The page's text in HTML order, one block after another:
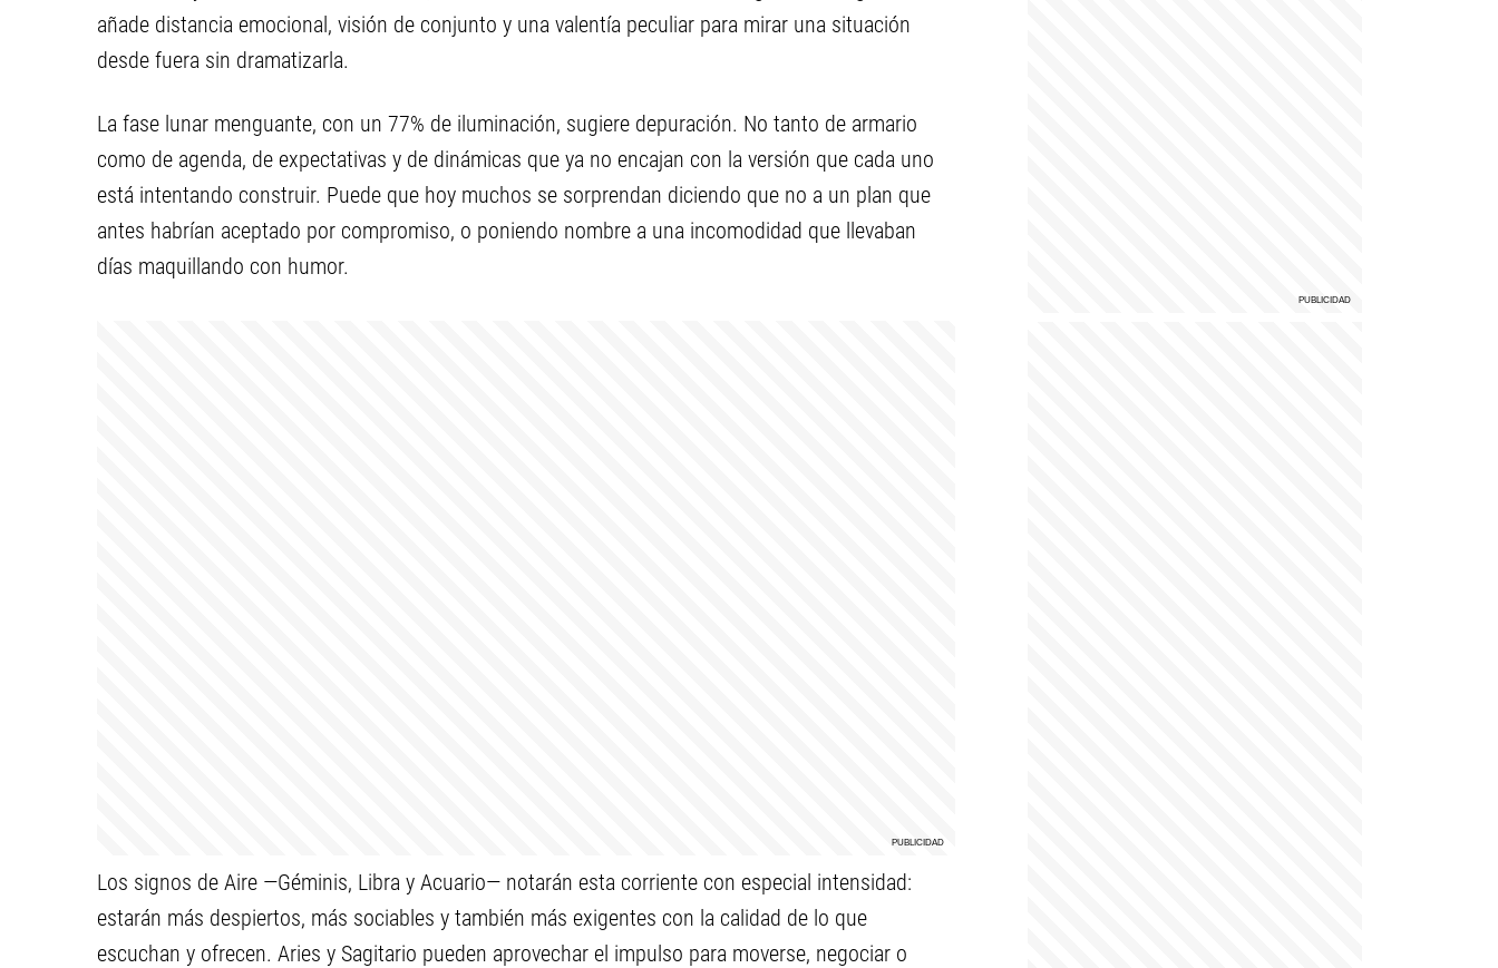
añade distancia emocional, visión de conjunto y una valentía peculiar para mirar una situación
desde fuera sin dramatizarla.
La fase lunar menguante, con un 77% de iluminación, sugiere depuración. No tanto de armario
como de agenda, de expectativas y de dinámicas que ya no encajan con la versión que cada uno
está intentando construir. Puede que hoy muchos se sorprendan diciendo que no a un plan que
antes habrían aceptado por compromiso, o poniendo nombre a una incomodidad que llevaban
días maquillando con humor.
Los signos de Aire —Géminis, Libra y Acuario— notarán esta corriente con especial intensidad:
estarán más despiertos, más sociables y también más exigentes con la calidad de lo que
escuchan y ofrecen. Aries y Sagitario pueden aprovechar el impulso para moverse, negociar o